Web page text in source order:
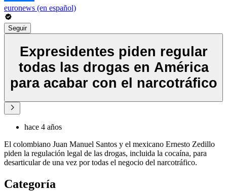
euronews (en español)
Seguir
Expresidentes piden regular
todas las drogas en América
para acabar con el narcotráfico
hace 4 años
El colombiano Juan Manuel Santos y el mexicano Ernesto Zedillo
piden la regulación legal de las drogas, incluida la cocaína, para
desarticular de una vez por todas el negocio del narcotráfico.
Categoría